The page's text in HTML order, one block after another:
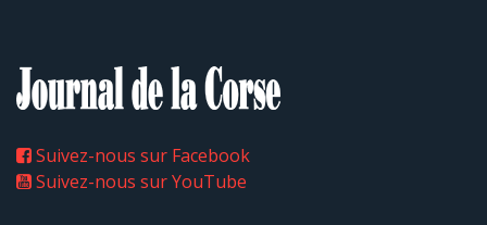
Suivez-nous sur Facebook
Suivez-nous sur YouTube